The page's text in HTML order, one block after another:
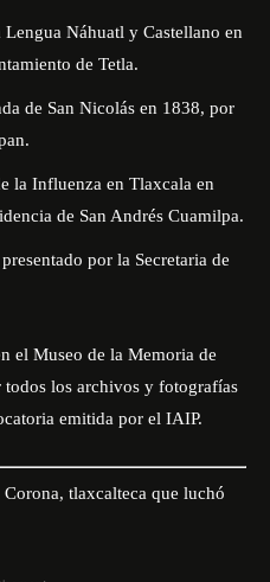
Lengua Náhuatl y Castellano en
de Tetla.
de San Nicolás en 1838, por
la Influenza en Tlaxcala en
de San Andrés Cuamilpa.
por la Secretaria de
el Museo de la Memoria de
los archivos y fotografías
emitida por el IAIP.
tlaxcalteca que luchó